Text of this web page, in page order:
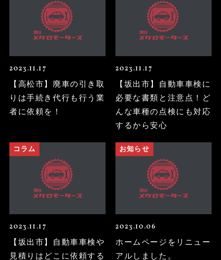
2023.11.17
【高松市】廃車の引き取
りは手続き代行も行う業
者に依頼を！
2023.11.17
【坂出市】自動車車検に
必要な書類と注意点！ど
んな車種の点検にも対応
するから安心
コラム
2023.11.17
【坂出市】自動車車検や
見積りはどこに依頼する
お知らせ
2023.10.06
ホームページをリニュー
アルしました。